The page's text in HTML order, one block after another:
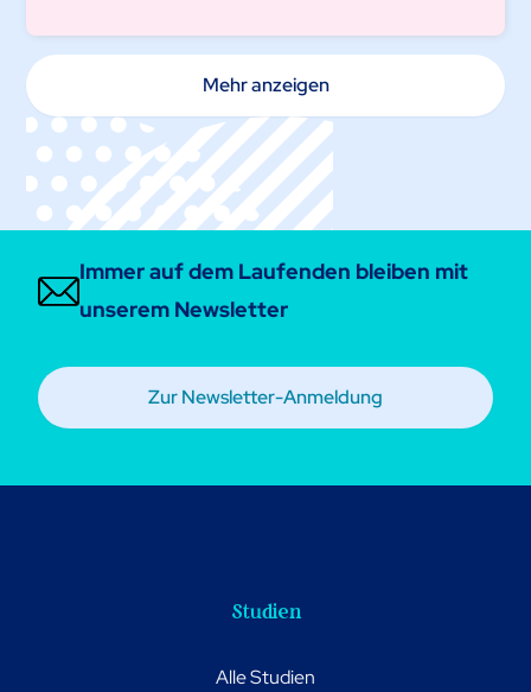
Mehr anzeigen
Immer auf dem Laufenden bleiben mit
unserem Newsletter
Zur Newsletter-Anmeldung
Studien
Alle Studien